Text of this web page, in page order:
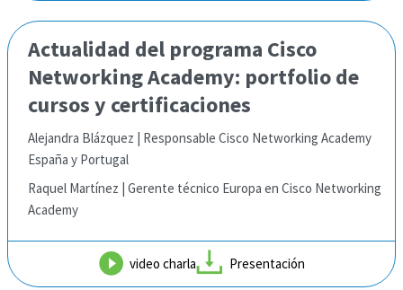
Actualidad del programa Cisco
Networking Academy: portfolio de
cursos y certificaciones
Alejandra Blázquez | Responsable Cisco Networking Academy
España y Portugal
Raquel Martínez | Gerente técnico Europa en Cisco Networking
Academy
video charla Presentación